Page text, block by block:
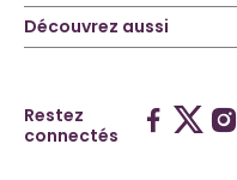
Découvrez aussi
Restez
connectés